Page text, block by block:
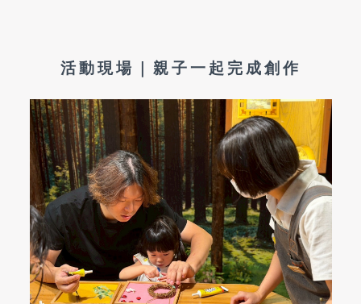
活動現場｜親子一起完成創作